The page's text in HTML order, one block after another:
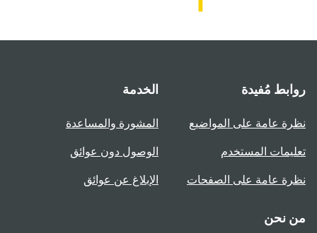
روابط مُفيدة
نظرة عامة على المواضيع
تعليمات المستخدم
نظرة عامة على الصفحات
الخدمة
المشورة والمساعدة
الوصول دون عوائق
الإبلاغ عن عوائق
من نحن